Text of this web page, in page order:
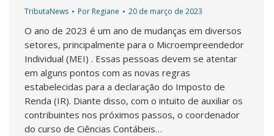
TributaNews Por Regiane 20 de março de 2023
O ano de 2023 é um ano de mudanças em diversos
setores, principalmente para o Microempreendedor
Individual (MEI) . Essas pessoas devem se atentar
em alguns pontos com as novas regras
estabelecidas para a declaração do Imposto de
Renda (IR). Diante disso, com o intuito de auxiliar os
contribuintes nos próximos passos, o coordenador
do curso de Ciências Contábeis…